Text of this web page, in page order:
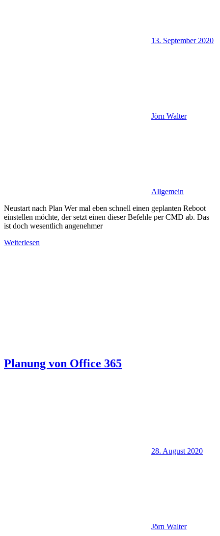
13. September 2020
Jörn Walter
Allgemein
Neustart nach Plan Wer mal eben schnell einen geplanten Reboot
einstellen möchte, der setzt einen dieser Befehle per CMD ab. Das
ist doch wesentlich angenehmer
Weiterlesen
Planung von Office 365
28. August 2020
Jörn Walter